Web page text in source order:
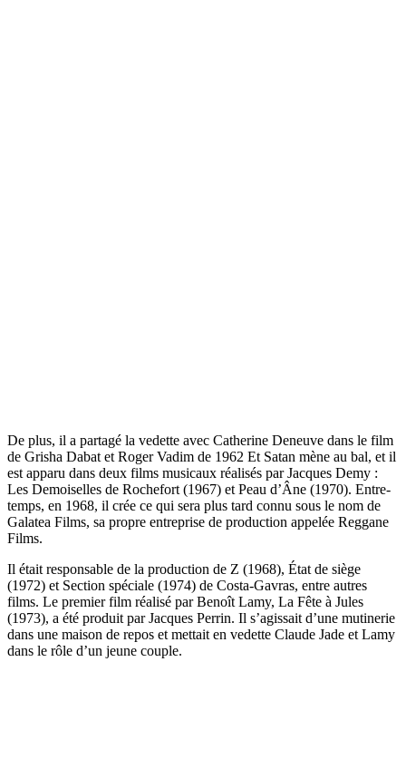
De plus, il a partagé la vedette avec Catherine Deneuve dans le film
de Grisha Dabat et Roger Vadim de 1962 Et Satan mène au bal, et il
est apparu dans deux films musicaux réalisés par Jacques Demy :
Les Demoiselles de Rochefort (1967) et Peau d’Âne (1970). Entre-
temps, en 1968, il crée ce qui sera plus tard connu sous le nom de
Galatea Films, sa propre entreprise de production appelée Reggane
Films.
Il était responsable de la production de Z (1968), État de siège
(1972) et Section spéciale (1974) de Costa-Gavras, entre autres
films. Le premier film réalisé par Benoît Lamy, La Fête à Jules
(1973), a été produit par Jacques Perrin. Il s’agissait d’une mutinerie
dans une maison de repos et mettait en vedette Claude Jade et Lamy
dans le rôle d’un jeune couple.